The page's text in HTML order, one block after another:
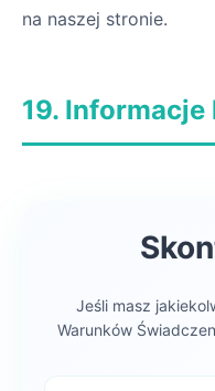
na naszej stronie.
19.
Jeśli masz
Warunków